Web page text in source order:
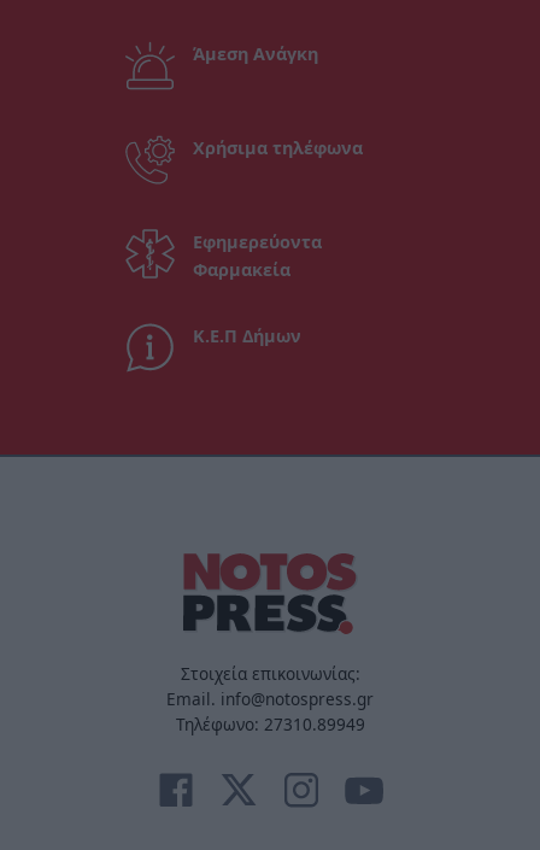
Άμεση Ανάγκη
Χρήσιμα τηλέφωνα
Εφημερεύοντα
Φαρμακεία
Κ.Ε.Π Δήμων
Στοιχεία επικοινωνίας:
Email. info@notospress.gr
Τηλέφωνο: 27310.89949